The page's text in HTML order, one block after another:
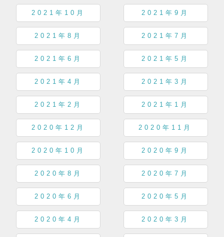
2021年10月 2021年9月
2021年8月 2021年7月
2021年6月 2021年5月
2021年4月 2021年3月
2021年2月 2021年1月
2020年12月 2020年11月
2020年10月 2020年9月
2020年8月 2020年7月
2020年6月 2020年5月
2020年4月 2020年3月